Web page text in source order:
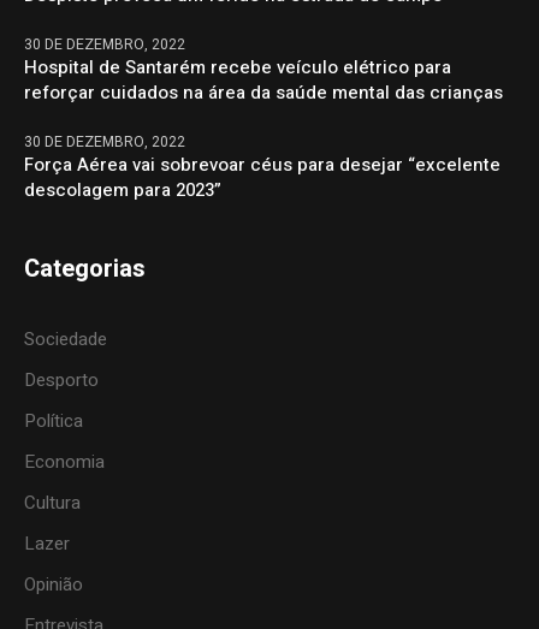
30 DE DEZEMBRO, 2022
Hospital de Santarém recebe veículo elétrico para
reforçar cuidados na área da saúde mental das crianças
30 DE DEZEMBRO, 2022
Força Aérea vai sobrevoar céus para desejar “excelente
descolagem para 2023”
Categorias
Sociedade
Desporto
Política
Economia
Cultura
Lazer
Opinião